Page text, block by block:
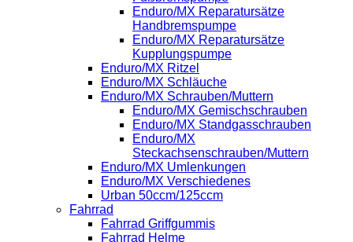
Enduro/MX Reparatursätze
Handbremspumpe
Enduro/MX Reparatursätze
Kupplungspumpe
Enduro/MX Ritzel
Enduro/MX Schläuche
Enduro/MX Schrauben/Muttern
Enduro/MX Gemischschrauben
Enduro/MX Standgasschrauben
Enduro/MX
Steckachsenschrauben/Muttern
Enduro/MX Umlenkungen
Enduro/MX Verschiedenes
Urban 50ccm/125ccm
Fahrrad
Fahrrad Griffgummis
Fahrrad Helme